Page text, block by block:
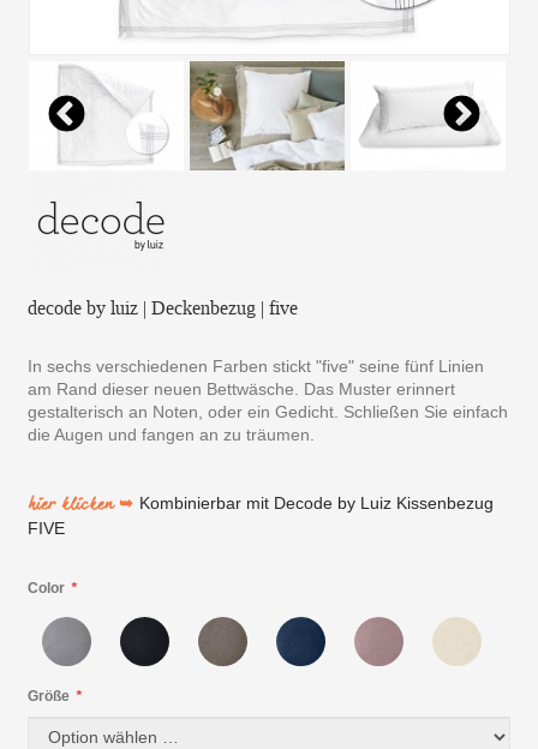
decode by luiz | Deckenbezug | five
In sechs verschiedenen Farben stickt "five" seine fünf Linien
am Rand dieser neuen Bettwäsche. Das Muster erinnert
gestalterisch an Noten, oder ein Gedicht. Schließen Sie einfach
die Augen und fangen an zu träumen.
hier klicken ➥ Kombinierbar mit Decode by Luiz Kissenbezug
FIVE
*
Color
*
Größe